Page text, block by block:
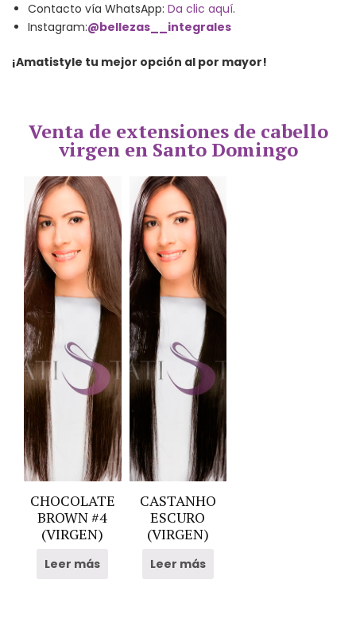
Contacto vía WhatsApp: Da clic aquí.
Instagram:@bellezas__integrales
¡Amatistyle tu mejor opción al por mayor!
Venta de extensiones de cabello
virgen en Santo Domingo
CHOCOLATE
BROWN #4
(VIRGEN)
Leer más
CASTANHO
ESCURO
(VIRGEN)
Leer más